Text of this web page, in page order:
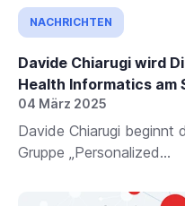
NACHRICHTEN
Davide Chiarugi wird
Health Informatics am
04 März 2025
Davide Chiarugi beginnt
Gruppe „Personalized...